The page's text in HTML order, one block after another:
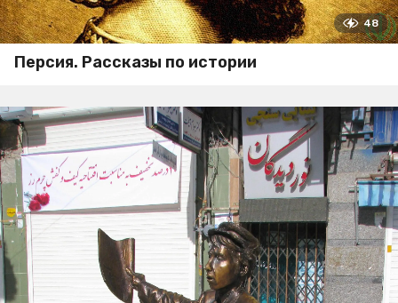
48
Персия. Рассказы по истории